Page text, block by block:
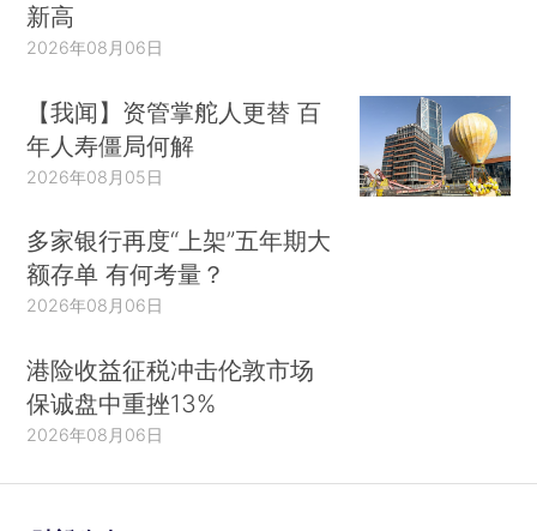
新高
2026年08月06日
【我闻】资管掌舵人更替 百
年人寿僵局何解
2026年08月05日
多家银行再度“上架”五年期大
额存单 有何考量？
2026年08月06日
港险收益征税冲击伦敦市场
保诚盘中重挫13%
2026年08月06日